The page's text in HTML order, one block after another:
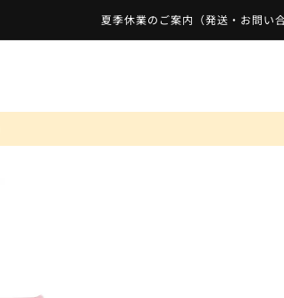
夏季休業のご案内（発送・お問い